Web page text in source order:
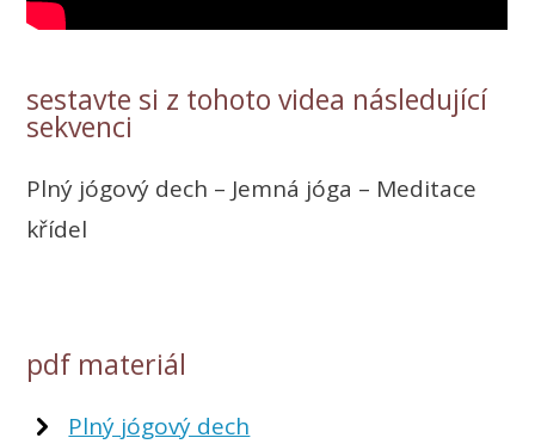
sestavte si z tohoto videa následující
sekvenci
Plný jógový dech – Jemná jóga – Meditace
křídel
pdf materiál
Plný jógový dech